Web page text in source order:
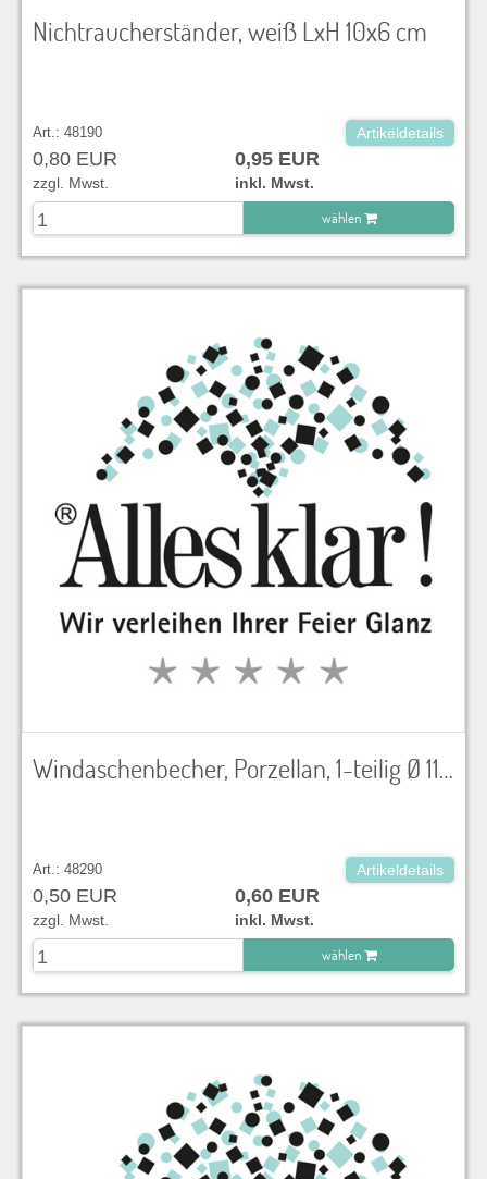
Nichtraucherständer, weiß LxH 10x6 cm
Art.: 48190 Artikeldetails
0,80 EUR 0,95 EUR
zzgl. Mwst.
inkl. Mwst.
wählen
zu Warenkorb hinzugefügt.
Windaschenbecher, Porzellan, 1-teilig Ø 11,5 cm, H 4 cm
Art.: 48290 Artikeldetails
0,50 EUR 0,60 EUR
zzgl. Mwst.
inkl. Mwst.
wählen
zu Warenkorb hinzugefügt.